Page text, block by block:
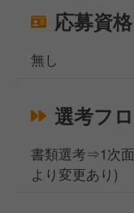
応募資格
無し
選考フ
書類選考⇒1次
より変更あり)